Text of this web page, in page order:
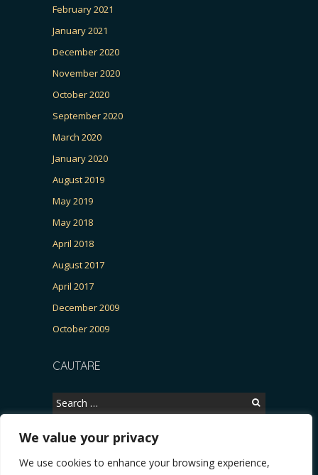
We value your privacy
We use cookies to enhance your browsing experience,
February 2021
January 2021
December 2020
November 2020
October 2020
September 2020
March 2020
January 2020
August 2019
May 2019
May 2018
April 2018
August 2017
April 2017
December 2009
October 2009
CAUTARE
Search
for:
Copyright © 2026, CERTITUDINEA.